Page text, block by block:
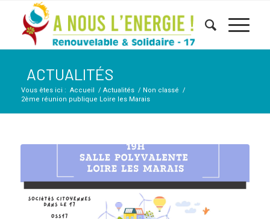
ACTUALITÉS
Vous êtes ici : Accueil / Actualités / Non classé /
2ème réunion publique Loire les Marais